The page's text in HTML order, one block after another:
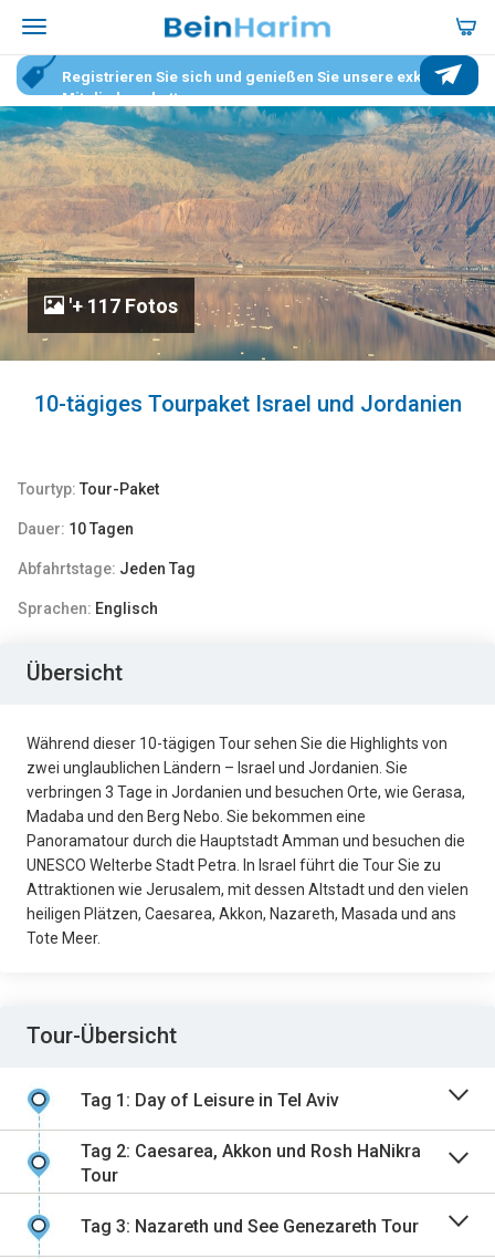
Registrieren Sie sich und genießen Sie unsere exklusiven
Mitgliederrabatte.
'+ 117 Fotos
10-tägiges Tourpaket Israel und Jordanien
Tourtyp: Tour-Paket
Dauer: 10 Tagen
Abfahrtstage: Jeden Tag
Sprachen: Englisch
Übersicht
Während dieser 10-tägigen Tour sehen Sie die Highlights von
zwei unglaublichen Ländern – Israel und Jordanien. Sie
verbringen 3 Tage in Jordanien und besuchen Orte, wie Gerasa,
Madaba und den Berg Nebo. Sie bekommen eine
Panoramatour durch die Hauptstadt Amman und besuchen die
UNESCO Welterbe Stadt Petra. In Israel führt die Tour Sie zu
Attraktionen wie Jerusalem, mit dessen Altstadt und den vielen
heiligen Plätzen, Caesarea, Akkon, Nazareth, Masada und ans
Tote Meer.
Tour-Übersicht
Tag 1: Day of Leisure in Tel Aviv
Tag 2: Caesarea, Akkon und Rosh HaNikra
Tour
Tag 3: Nazareth und See Genezareth Tour